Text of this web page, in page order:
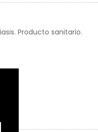
Producto sanitario.